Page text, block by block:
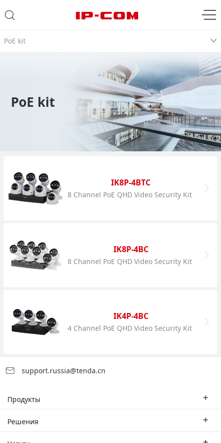
PoE kit
PoE kit
IK8P-4BTC
8 Channel PoE QHD Video Security Kit
IK8P-4BC
8 Channel PoE QHD Video Security Kit
IK4P-4BC
4 Channel PoE QHD Video Security Kit
support.russia@tenda.cn
Продукты
Корпоративные маршрутизаторы
Решения